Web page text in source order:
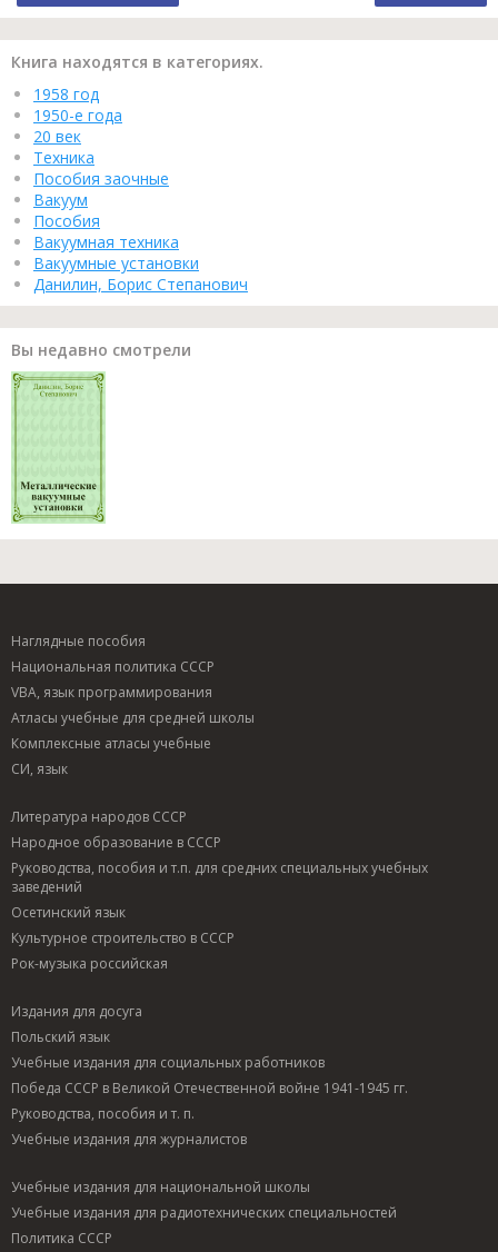
Книга находятся в категориях.
1958 год
1950-е года
20 век
Техника
Пособия заочные
Вакуум
Пособия
Вакуумная техника
Вакуумные установки
Данилин, Борис Степанович
Вы недавно смотрели
Наглядные пособия
Национальная политика СССР
VBA, язык программирования
Атласы учебные для средней школы
Комплексные атласы учебные
СИ, язык
Литература народов СССР
Народное образование в СССР
Руководства, пособия и т.п. для средних специальных учебных
заведений
Осетинский язык
Культурное строительство в СССР
Рок-музыка российская
Издания для досуга
Польский язык
Учебные издания для социальных работников
Победа СССР в Великой Отечественной войне 1941-1945 гг.
Руководства, пособия и т. п.
Учебные издания для журналистов
Учебные издания для национальной школы
Учебные издания для радиотехнических специальностей
Политика СССР